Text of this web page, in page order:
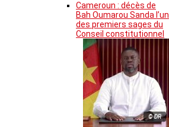
Cameroun : décès de
Bah Oumarou Sanda l’un
des premiers sages du
Conseil constitutionnel
© DR